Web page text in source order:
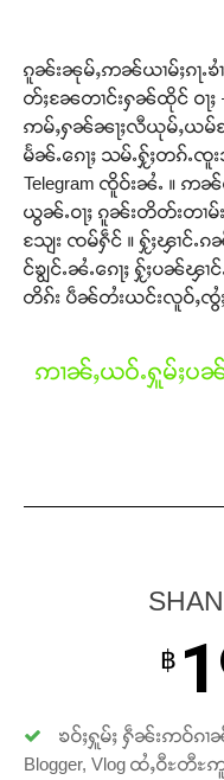
ၵူၼ်းၼုမ်ႇဢၼ်ယၢမ်ႈၵႃႉ
တ်ႈၼႄတၢင်းႁၼ်ထိုင် ဝႃႈ –
ဢမ်ႇႁၼ်ၼႃႈလီယုမ်ႇယမ်တႄႉ
မႅၼ်ႉၵေႃႈ သမ်ႉႁႂ်ႈတၵ်ႉၸူ
Telegram ၸိူဝ်းၼႆႉ ။ ဢ
ယွၼ်ႉဝႃႈ ၵူၼ်းတိတ်းတၢမ်
သျႄး ၸမ်ႁဵင် ။ ႁႂ်ႈၾၢင်
င်ၶျွင်ႉၼႆႉၵေႃႈ ႁႂ်ႈပၼ်
တိၵ်း ပဵၼ်တႆးယင်းလူဝ်ႇၸွႆႈ
ဢၢၼ်ႇယဝ်ႉႁူမ်ႈပ
฿
ၶဝ်ႈႁူမ်ႈ ႁဵၼ်းဢဝ်ၵၢၼ်
Blogger, Vlog ထႆႇဝီႊ